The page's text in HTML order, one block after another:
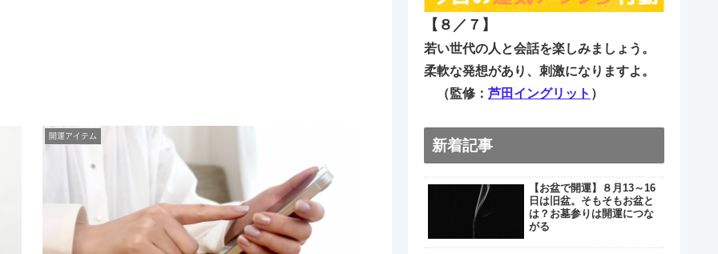
開運アイテム
【８／７ 】
若い世代の人と会話を楽しみましょう。
柔軟な発想があり、刺激になりますよ。
（監修： 芦田イングリット ）
新着記事
【お盆で開運】８月13～16
日は旧盆。そもそもお盆と
は？お墓参りは開運につな
がる